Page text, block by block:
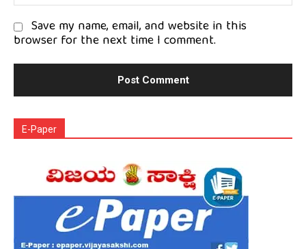
Save my name, email, and website in this
browser for the next time I comment.
E-Paper